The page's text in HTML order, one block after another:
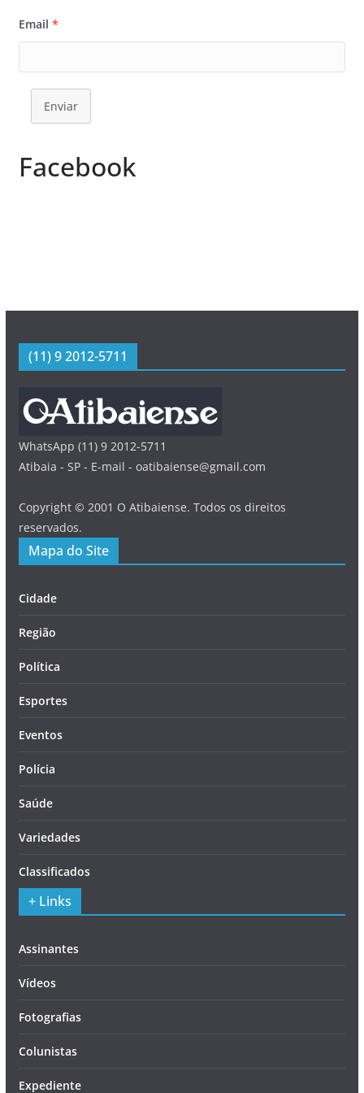
Email *
Enviar
Facebook
(11) 9 2012-5711
WhatsApp (11) 9 2012-5711
Atibaia - SP - E-mail - oatibaiense@gmail.com
Copyright © 2001 O Atibaiense. Todos os direitos
reservados.
Mapa do Site
Cidade
Região
Política
Esportes
Eventos
Polícia
Saúde
Variedades
Classificados
+ Links
Assinantes
Vídeos
Fotografias
Colunistas
Expediente